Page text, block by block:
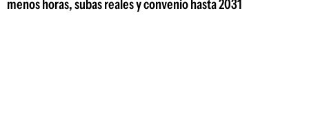
menos horas, subas reales y convenio hasta 2031